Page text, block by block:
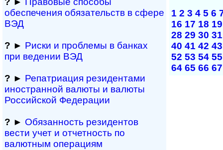
обеспечения обяза­тельств в сфере
ВЭД
? ► Риски и проблемы в банках
при ведении ВЭД
? ► Репатриация ре­зи­ден­та­ми
иностранной ва­лю­ты и валюты
Рос­сий­ской Федерации
? ► Обязанность резиден­тов
вести учет и отчетность по
валютным операциям
1 2 3 4 5 6
16 17 18 19
28 29 30 31
40 41 42 43
52 53 54 55
64 65 66 67